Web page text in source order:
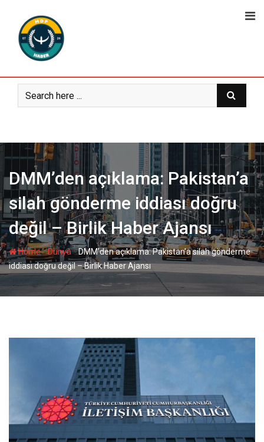
content
DMM’den açıklama: Pakistan’a
silah gönderme iddiası doğru
değil – Birlik Haber Ajansı
Home-Dünya-DMM’den açıklama: Pakistan’a silah gönderme
iddiası doğru değil – Birlik Haber Ajansı